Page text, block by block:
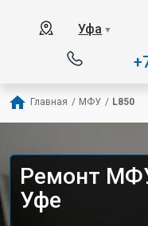
Уфа ▼
Главная / МФУ / L850
Ремонт
Уфе